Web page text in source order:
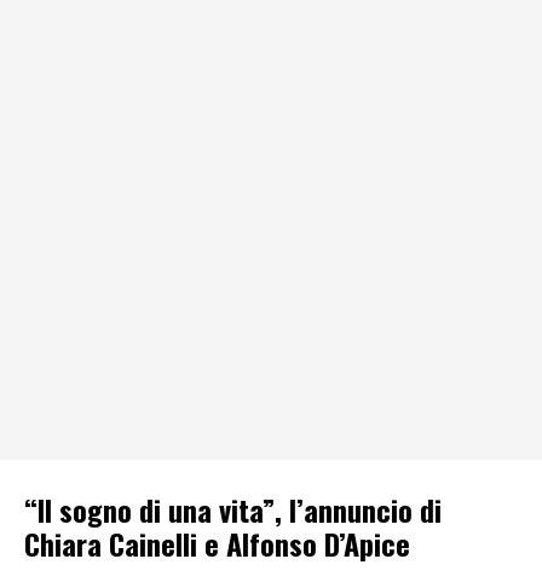
“Il sogno di una vita”, l’annuncio di
Chiara Cainelli e Alfonso D’Apice